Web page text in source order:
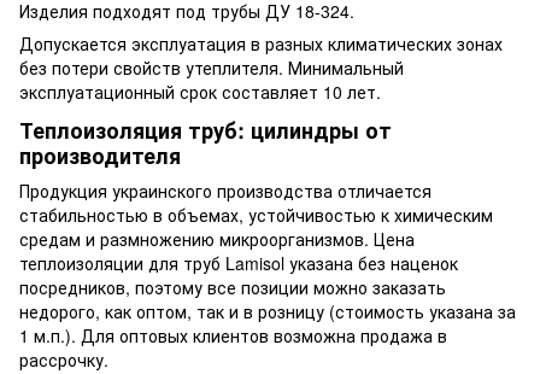
Изделия подходят под трубы ДУ 18-324.
Допускается эксплуатация в разных климатических зонах
без потери свойств утеплителя. Минимальный
эксплуатационный срок составляет 10 лет.
Теплоизоляция труб: цилиндры от
производителя
Продукция украинского производства отличается
стабильностью в объемах, устойчивостью к химическим
средам и размножению микроорганизмов. Цена
теплоизоляции для труб Lamisol указана без наценок
посредников, поэтому все позиции можно заказать
недорого, как оптом, так и в розницу (стоимость указана за
1 м.п.). Для оптовых клиентов возможна продажа в
рассрочку.